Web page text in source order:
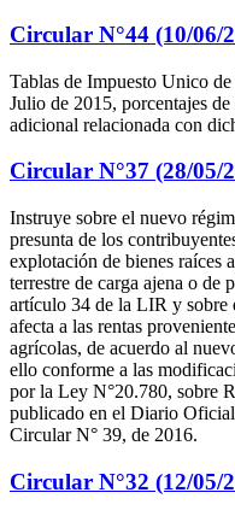
Circular N°44 (10/06/
Tablas de Impuesto Unico
Julio de 2015, porcentajes
adicional relacionada con
Circular N°37 (28/05/
Instruye sobre el nuevo
presunta de los
explotación de bienes raíces
terrestre de carga ajena o de
artículo 34 de la LIR y sobre
afecta a las rentas
agrícolas, de acuerdo al
ello conforme a las
por la Ley N°20.780, sobre
publicado en el Diario
Circular N° 39, de 2016.
Circular N°32 (12/05/